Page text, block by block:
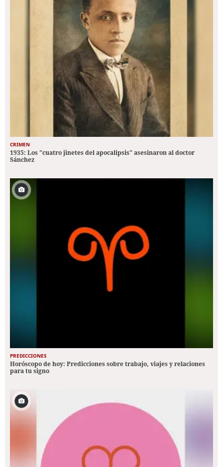
CRIMEN
1935: Los "cuatro jinetes del apocalipsis" asesinaron al doctor
Sánchez
PREDICCIONES
Horóscopo de hoy: Predicciones sobre trabajo, viajes y relaciones
para tu signo